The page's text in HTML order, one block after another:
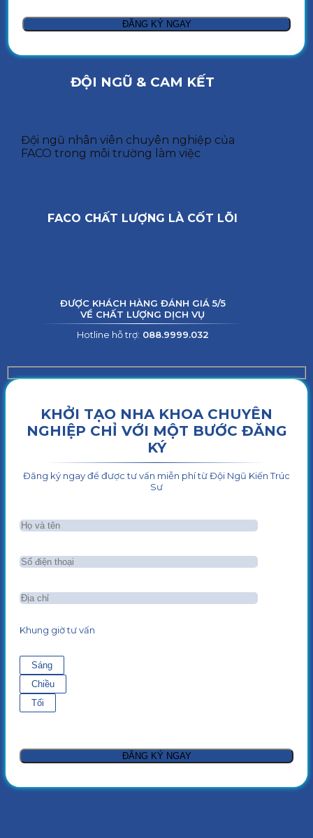
ĐỘI NGŨ & CAM KẾT
Đội ngũ nhân viên chuyên nghiệp của
FACO trong môi trường làm việc
FACO CHẤT LƯỢNG LÀ CỐT LÕI
ĐƯỢC KHÁCH HÀNG ĐÁNH GIÁ 5/5
VỀ CHẤT LƯỢNG DỊCH VỤ
Hotline hỗ trợ: 088.9999.032
KHỞI TẠO NHA KHOA CHUYÊN
NGHIỆP CHỈ VỚI MỘT BƯỚC ĐĂNG
KÝ
Đăng ký ngay để được tư vấn miễn phí từ Đội Ngũ Kiến Trúc
Sư
Khung giờ tư vấn
Sáng
Chiều
Tối